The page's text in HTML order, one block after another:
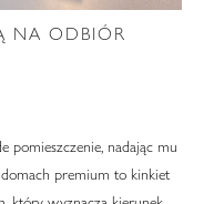
NA ODBIÓR
pomieszczenie, nadając mu
premium to kinkiet